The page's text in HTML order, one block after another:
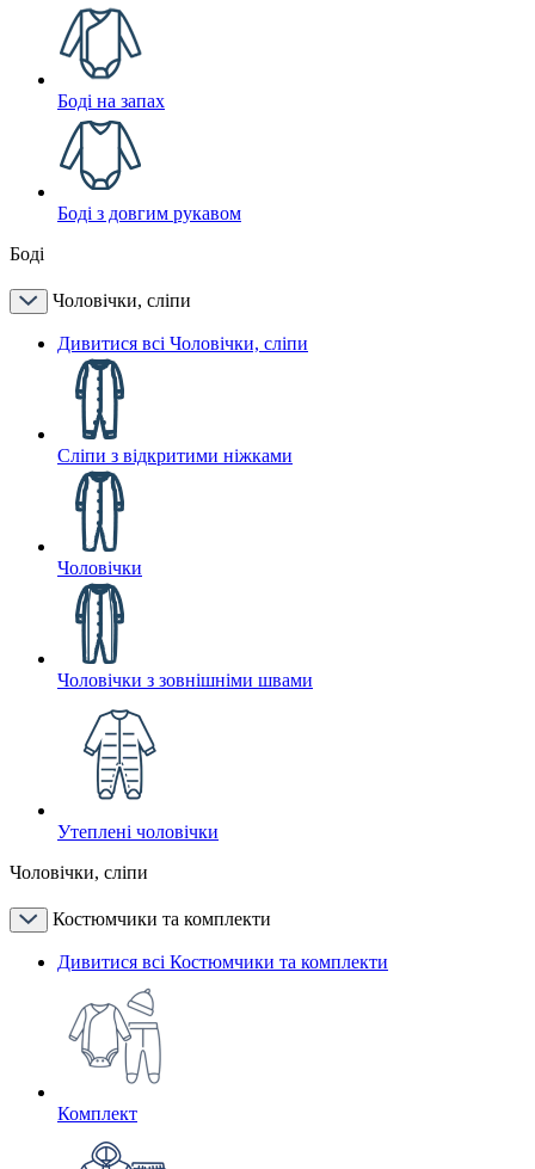
Боді на запах
Боді з довгим рукавом
Боді
Чоловічки, сліпи
Дивитися всі Чоловічки, сліпи
Сліпи з відкритими ніжками
Чоловічки
Чоловічки з зовнішніми швами
Утеплені чоловічки
Чоловічки, сліпи
Костюмчики та комплекти
Дивитися всі Костюмчики та комплекти
Комплект